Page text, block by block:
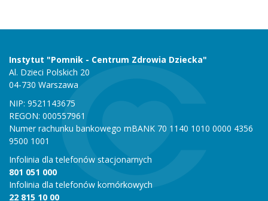
Instytut "Pomnik - Centrum Zdrowia Dziecka"
Al. Dzieci Polskich 20
04-730 Warszawa
NIP: 9521143675
REGON: 000557961
Numer rachunku bankowego mBANK 70 1140 1010 0000 4356
9500 1001
Infolinia dla telefonów stacjonarnych
801 051 000
Infolinia dla telefonów komórkowych
22 815 10 00